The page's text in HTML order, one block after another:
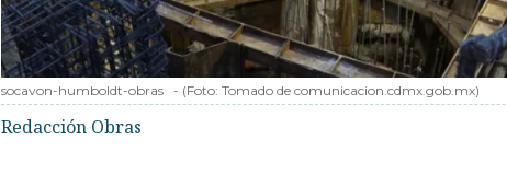
socavon-humboldt-obras - (Foto: Tomado de comunicacion.cdmx.gob.mx)
Redacción Obras